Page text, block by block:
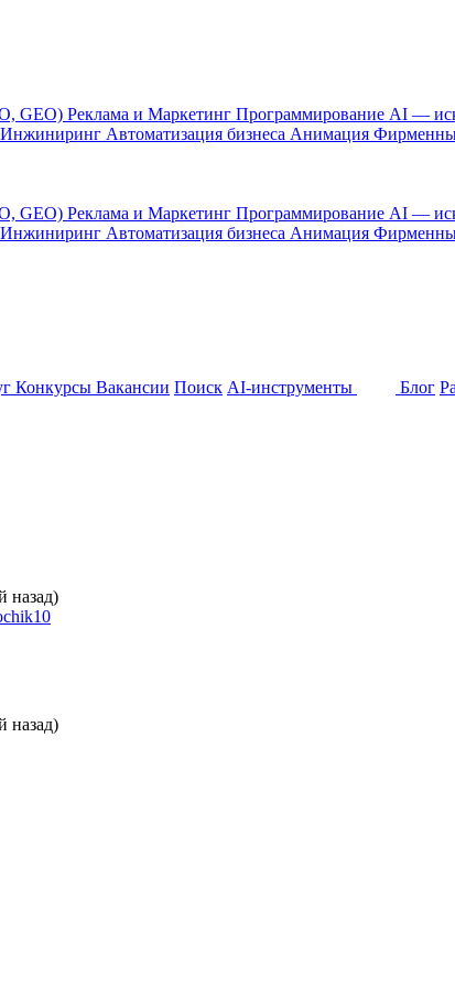
GEO) Реклама и Маркетинг Программирование AI —
Инжиниринг Автоматизация бизнеса Анимация
GEO) Реклама и Маркетинг Программирование AI —
Инжиниринг Автоматизация бизнеса Анимация
Конкурсы Вакансии Поиск AI-инструменты Блог
назад)
назад)